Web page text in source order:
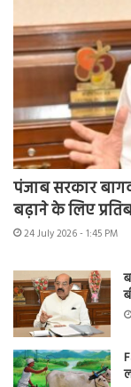
पंजाब सरकार
बढ़ाने के लिए
24 July 2026 - 1:45 PM